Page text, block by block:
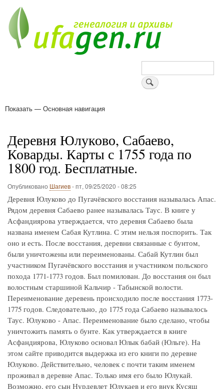
основному
содержанию
Поиск
Основная
Показать — Основная навигация
Деревня Юлуково, Сабаево,
Коварды. Карты с 1755 года по
1800 год. Бесплатные.
Опубликовано Шагиев-пт, 09/25/2020 - 08:25
Деревня Юлуково до Пугачёвского восстания называлась Апас.
Рядом деревня Сабаево ранее называлась Таус. В книге у
Асфандиярова утверждается, что деревня Сабаево была
названа именем Сабая Кутлина. С этим нельзя поспорить. Так
оно и есть. После восстания, деревни связанные с бунтом,
были уничтожены или переименованы. Сабай Кутлин был
участником Пугачёвского восстания и участником польского
похода 1771-1773 годов. Был помилован. До восстания он был
волостным старшиной Кальчир - Табынской волости.
Переименование деревень происходило после восстания 1773-
1775 годов. Следовательно, до 1775 года Сабаево называлось
Таус. Юлуково - Апас. Переименование было сделано, чтобы
уничтожить память о бунте. Как утверждается в книге
Асфандиярова, Юлуково основал Юлык бабай (Юльге). На
этом сайте приводится выдержка из его книги по деревне
Юлуково. Действительно, человек с почти таким именем
проживал в деревне Апас. Только имя его было Юлукай.
Возможно, его сын Нурдевлет Юлукаев и его внук Кусяш